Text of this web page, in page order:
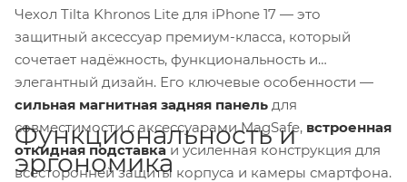
Чехол Tilta Khronos Lite для iPhone 17 — это
защитный аксессуар премиум-класса, который
сочетает надёжность, функциональность и
элегантный дизайн. Его ключевые особенности —
сильная магнитная задняя панель для
совместимости с аксессуарами MagSafe, встроенная
откидная подставкаи усиленная конструкция для
всесторонней защиты корпуса и камеры смартфона.
Функциональность и
эргономика